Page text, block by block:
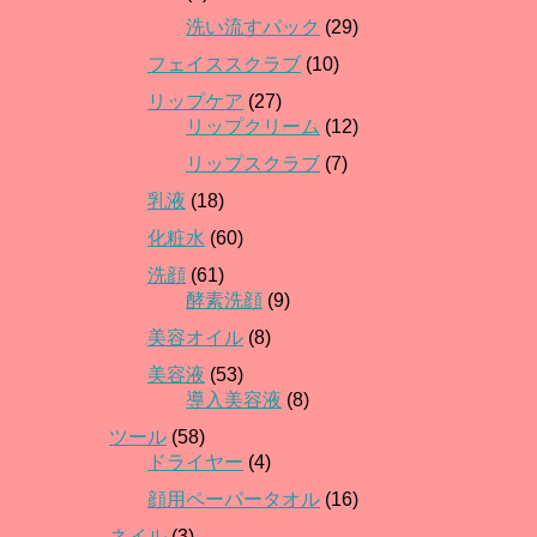
洗い流すパック (29)
フェイススクラブ (10)
リップケア (27)
リップクリーム (12)
リップスクラブ (7)
乳液 (18)
化粧水 (60)
洗顔 (61)
酵素洗顔 (9)
美容オイル (8)
美容液 (53)
導入美容液 (8)
ツール (58)
ドライヤー (4)
顔用ペーパータオル (16)